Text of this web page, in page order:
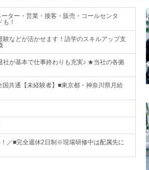
ター・営業・接客・販売・コールセンタ
！
験などが活かせます！語学のスキルアップ支
が基本で仕事終わりも充実♪ ★当社の各拠
共通【未経験者】■東京都・神奈川県月給
／■完全週休2日制※現場研修中は配属先に